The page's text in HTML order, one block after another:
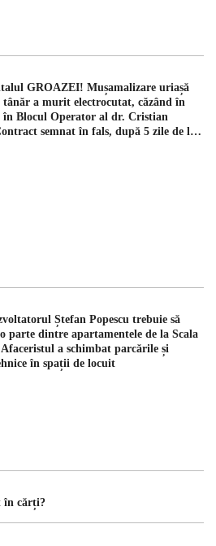
GROAZEI! Mușamalizare uriașă
tânăr a murit electrocutat, căzând în
în Blocul Operator al dr. Cristian
semnat în fals, după 5 zile de la
Ștefan Popescu trebuie să
parte dintre apartamentele de la Scala
Afaceristul a schimbat parcările și
în spații de locuit
în cărți?